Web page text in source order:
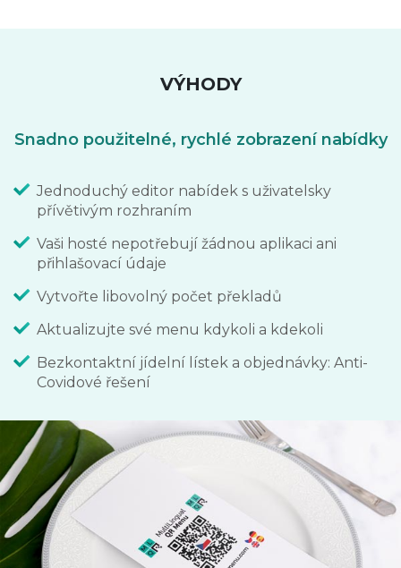
VÝHODY
Snadno použitelné, rychlé zobrazení nabídky
Jednoduchý editor nabídek s uživatelsky
přívětivým rozhraním
Vaši hosté nepotřebují žádnou aplikaci ani
přihlašovací údaje
Vytvořte libovolný počet překladů
Aktualizujte své menu kdykoli a kdekoli
Bezkontaktní jídelní lístek a objednávky: Anti-
Covidové řešení